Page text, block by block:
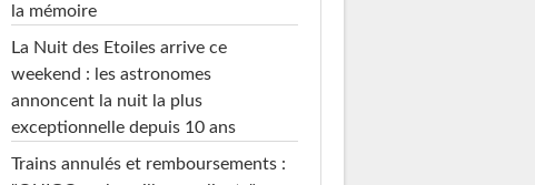
la mémoire
La Nuit des Etoiles arrive ce
weekend : les astronomes
annoncent la nuit la plus
exceptionnelle depuis 10 ans
Trains annulés et remboursements :